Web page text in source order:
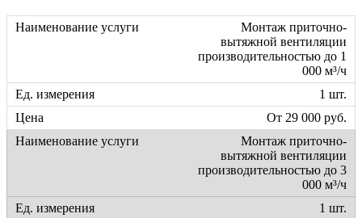
Монтаж приточно-
вытяжной вентиляции
производительностью до 1
000 м³/ч
1 шт.
От 29 000 руб.
Монтаж приточно-
вытяжной вентиляции
производительностью до 3
000 м³/ч
1 шт.